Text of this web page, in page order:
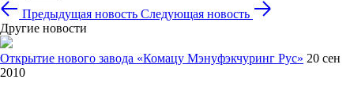
Предыдущая новость Следующая новость
Другие новости
Открытие нового завода «Комацу Мэнуфэкчуринг Рус» 20 сен
2010